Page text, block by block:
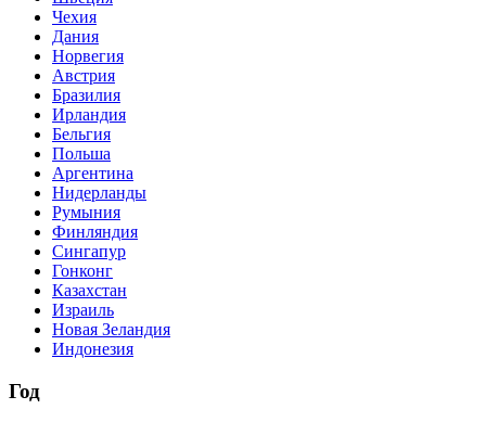
Чехия
Дания
Норвегия
Австрия
Бразилия
Ирландия
Бельгия
Польша
Аргентина
Нидерланды
Румыния
Финляндия
Сингапур
Гонконг
Казахстан
Израиль
Новая Зеландия
Индонезия
Год